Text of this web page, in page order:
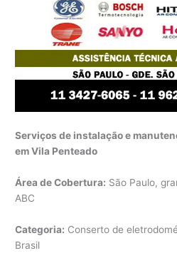
Serviços de instalação e
em Vila Penteado
Área de Cobertura: São Paulo,
ABC
Categoria: Conserto de
Brasil